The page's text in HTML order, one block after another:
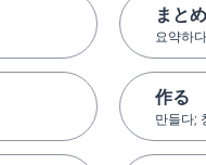
まと
요약하
作る
만들다;